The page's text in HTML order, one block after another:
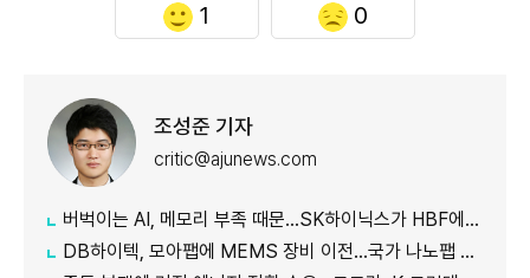
1 0
조성준 기자
critic@ajunews.com
버벅이는 AI, 메모리 부족 때문…SK하이닉스가 HBF에 집중하는 이유
DB하이텍, 모아팹에 MEMS 장비 이전…국가 나노팹 공정 지원